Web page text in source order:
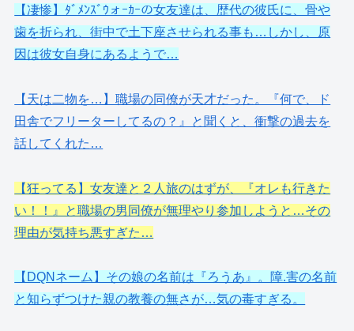
【凄惨】ﾀﾞﾒﾝｽﾞｳォｰｶｰの女友達は、歴代の彼氏に、骨や
歯を折られ、街中で土下座させられる事も…しかし、原
因は彼女自身にあるようで…
【天は二物を…】職場の同僚が天才だった。『何で、ド
田舎でフリーターしてるの？』と聞くと、衝撃の過去を
話してくれた…
【狂ってる】女友達と２人旅のはずが、『オレも行きた
い！！』と職場の男同僚が無理やり参加しようと…その
理由が気持ち悪すぎた…
【DQNネーム】その娘の名前は『ろうあ』。障.害の名前
と知らずつけた親の教養の無さが…気の毒すぎる。